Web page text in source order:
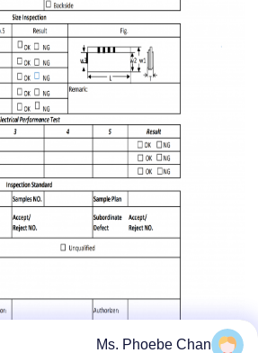
Ms. Phoebe Chan